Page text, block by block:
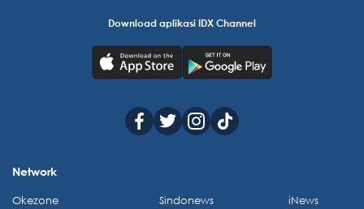
Download aplikasi IDX Channel
Network
Okezone
Sindonews
iNews